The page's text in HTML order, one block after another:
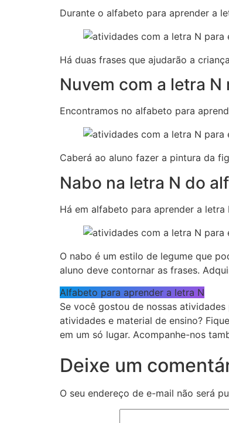
Durante o alfabeto para aprender a
Há duas frases que ajudarão a
Nuvem com a letra
Encontramos no alfabeto para
Caberá ao aluno fazer a pintura da
Nabo na letra N do
Há em alfabeto para aprender a
O nabo é um estilo de legume que
aluno deve contornar as frases.
Alfabeto para aprender a letra N
Se você gostou de nossas
atividades e material de ensino?
em um só lugar. Acompanhe-nos
Deixe um
O seu endereço de e-mail não será